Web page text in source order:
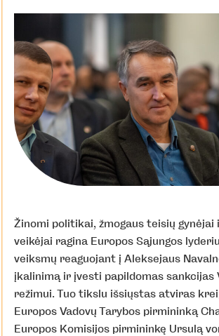
Žinomi politikai, žmogaus teisių gynėjai
veikėjai ragina Europos Sąjungos
veiksmų reaguojant į Aleksejaus
įkalinimą ir įvesti papildomas sankcijas
režimui. Tuo tikslu išsiųstas atviras
Europos Vadovų Tarybos pirmininką
Europos Komisijos pirmininkę Ursulą